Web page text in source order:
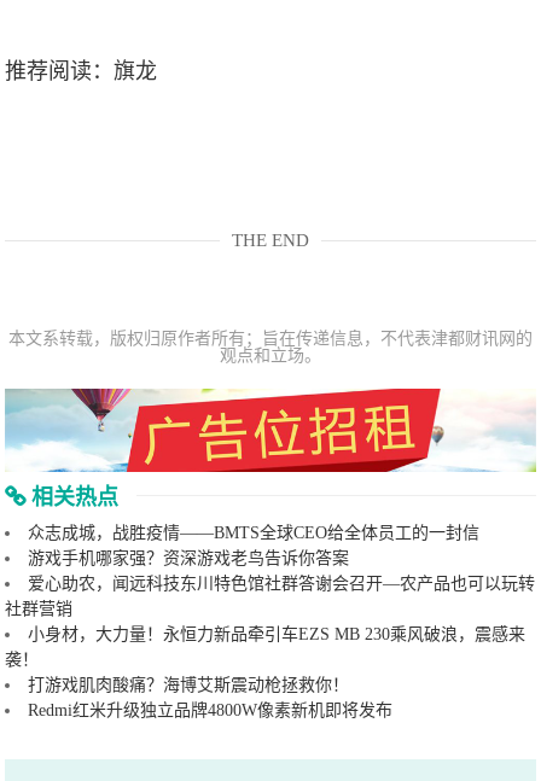
推荐阅读：旗龙
THE END
本文系转载，版权归原作者所有；旨在传递信息，不代表津都财讯网的
观点和立场。
相关热点
众志成城，战胜疫情——BMTS全球CEO给全体员工的一封信
游戏手机哪家强？资深游戏老鸟告诉你答案
爱心助农，闻远科技东川特色馆社群答谢会召开—农产品也可以玩转
社群营销
小身材，大力量！永恒力新品牵引车EZS MB 230乘风破浪，震感来
袭！
打游戏肌肉酸痛？海博艾斯震动枪拯救你！
Redmi红米升级独立品牌4800W像素新机即将发布